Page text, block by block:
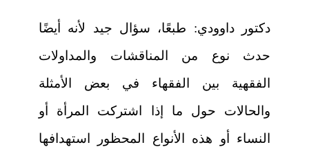
دكتور داوودي: طبعًا، سؤال جيد لأنه أيضًا
حدث نوع من المناقشات والمداولات
الفقهية بين الفقهاء في بعض الأمثلة
والحالات حول ما إذا اشتركت المرأة أو
النساء أو هذه الأنواع المحظور استهدافها